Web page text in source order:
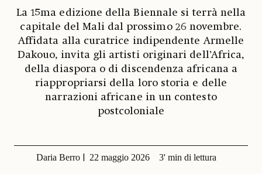
La 15ma edizione della Biennale si terrà nella
capitale del Mali dal prossimo 26 novembre.
Affidata alla curatrice indipendente Armelle
Dakouo, invita gli artisti originari dell’Africa,
della diaspora o di discendenza africana a
riappropriarsi della loro storia e delle
narrazioni africane in un contesto
postcoloniale
Daria Berro 22 maggio 2026 3' min di lettura